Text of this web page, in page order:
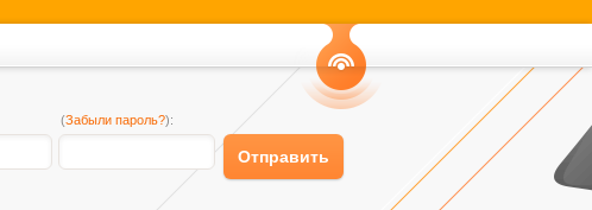
RSS
(Забыли пароль?):
Отправить